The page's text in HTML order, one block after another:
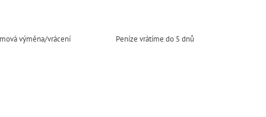
výměna/vrácení Peníze vrátíme do 5 dnů